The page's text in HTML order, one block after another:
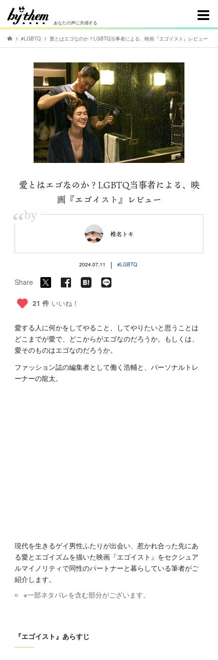
あなたの声に共感する
#LGBTQ 愛とはエゴなのか？LGBTQ当事者による、映画『エゴイスト』レビュー
愛とはエゴなのか？LGBTQ当事者による、映
画『エゴイスト』レビュー
“by
椎名トキ
2024.07.11 | #LGBTQ
Share
21 件 いいね！
愛する人に何かをしてやること、してやりたいと思うことは
どこまでが愛で、どこからがエゴなのだろうか。もしくは、
愛そのものはエゴなのだろうか。
ファッション誌の編集者として働く浩輔と、パーソナルトレ
ーナーの龍太。
現代を生きるゲイ男性ふたりが出会い、惹かれ合った先にあ
る愛とエゴイズムを描いた映画『エゴイスト』をセクシュア
ルマイノリティで同性のパートナーと暮らしている筆者がご
紹介します。
※一部ネタバレを含む部分がございます。
『エゴイスト』あらすじ